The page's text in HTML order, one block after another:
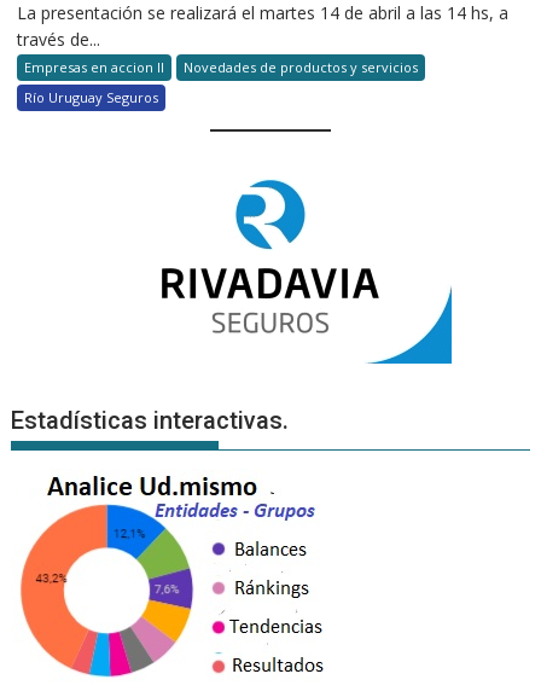
La presentación se realizará el martes 14 de abril a las 14 hs, a
través de...
Empresas en accion II
Novedades de productos y servicios
Río Uruguay Seguros
Estadísticas interactivas.